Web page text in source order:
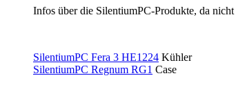
Infos über die SilentiumPC-Produkte, da
SilentiumPC Fera 3 HE1224 Kühler
SilentiumPC Regnum RG1 Case